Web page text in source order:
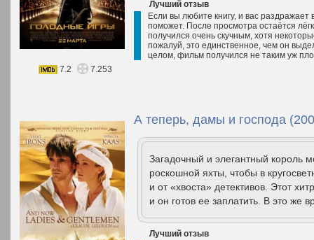
Лучший отзыв
Если вы любите книгу, и вас раздражает
поможет. После просмотра остаётся
получился очень скучным, хотя
пожалуй, это единственное, чем он
целом, фильм получился не таким уж
7.2
7.253
А теперь, дамы и господа
Загадочный и элегантный король
роскошной яхты, чтобы в
и от «хвоста» детективов. Этот
и он готов ее заплатить. В это же
Лучший отзыв